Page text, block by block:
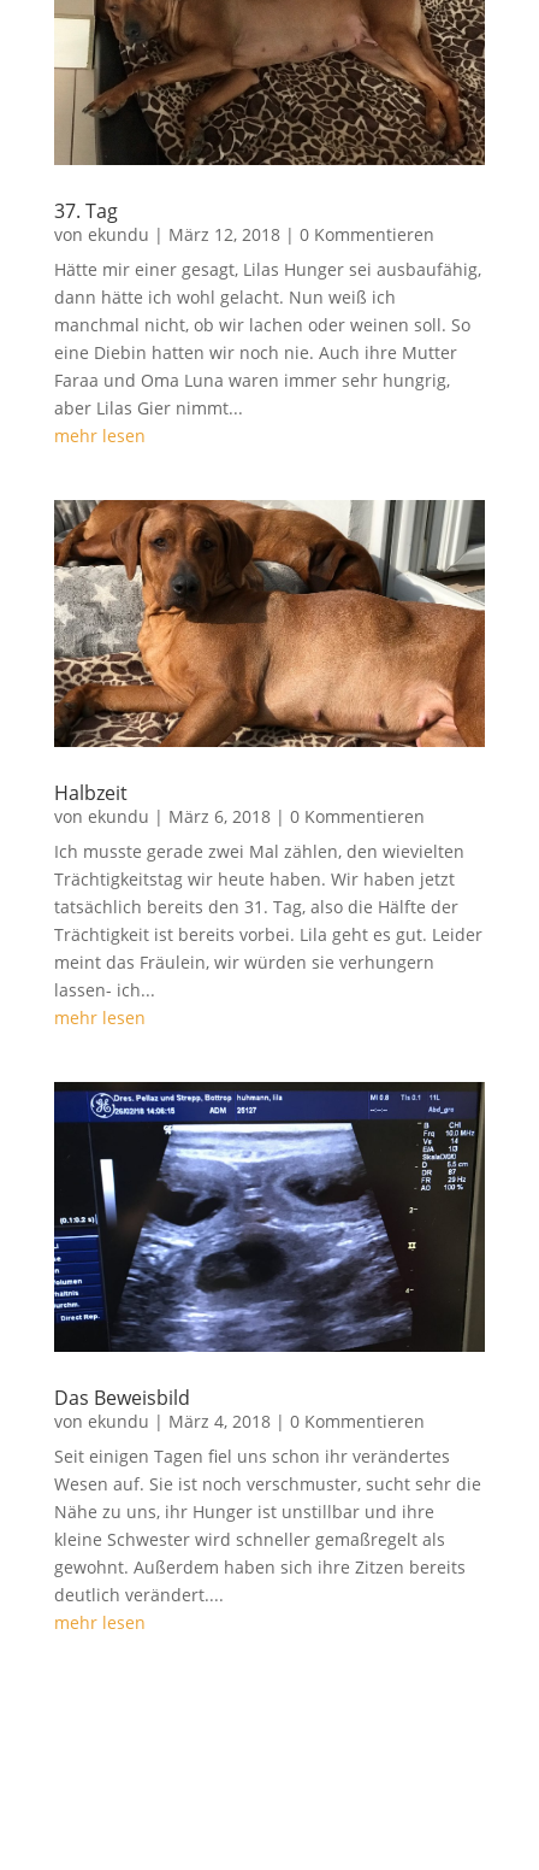
37. Tag
von ekundu | März 12, 2018| 0 Kommentieren
Hätte mir einer gesagt, Lilas Hunger sei ausbaufähig,
dann hätte ich wohl gelacht. Nun weiß ich
manchmal nicht, ob wir lachen oder weinen soll. So
eine Diebin hatten wir noch nie. Auch ihre Mutter
Faraa und Oma Luna waren immer sehr hungrig,
aber Lilas Gier nimmt...
mehr lesen
Halbzeit
von ekundu | März 6, 2018| 0 Kommentieren
Ich musste gerade zwei Mal zählen, den wievielten
Trächtigkeitstag wir heute haben. Wir haben jetzt
tatsächlich bereits den 31. Tag, also die Hälfte der
Trächtigkeit ist bereits vorbei. Lila geht es gut. Leider
meint das Fräulein, wir würden sie verhungern
lassen- ich...
mehr lesen
Das Beweisbild
von ekundu | März 4, 2018| 0 Kommentieren
Seit einigen Tagen fiel uns schon ihr verändertes
Wesen auf. Sie ist noch verschmuster, sucht sehr die
Nähe zu uns, ihr Hunger ist unstillbar und ihre
kleine Schwester wird schneller gemaßregelt als
gewohnt. Außerdem haben sich ihre Zitzen bereits
deutlich verändert....
mehr lesen